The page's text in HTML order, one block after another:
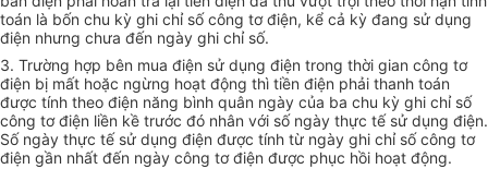
toán là bốn chu kỳ ghi chỉ số công tơ điện, kể cả kỳ đang sử dụng
điện nhưng chưa đến ngày ghi chỉ số.
3. Trường hợp bên mua điện sử dụng điện trong thời gian công tơ
điện bị mất hoặc ngừng hoạt động thì tiền điện phải thanh toán
được tính theo điện năng bình quân ngày của ba chu kỳ ghi chỉ số
công tơ điện liền kề trước đó nhân với số ngày thực tế sử dụng điện.
Số ngày thực tế sử dụng điện được tính từ ngày ghi chỉ số công tơ
điện gần nhất đến ngày công tơ điện được phục hồi hoạt động.